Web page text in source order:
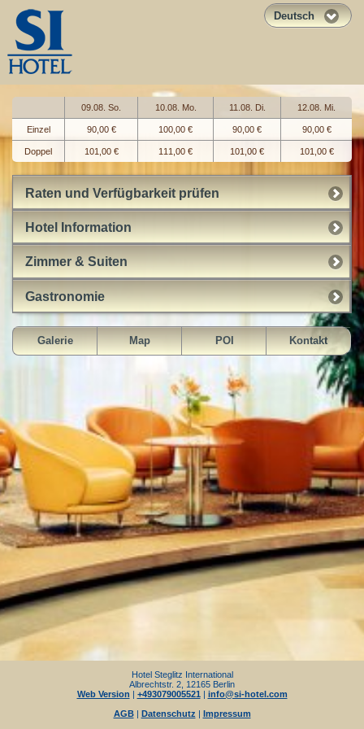
Deutsch
09.08. So. 10.08. Mo. 11.08. Di. 12.08. Mi.
Einzel 90,00 € 100,00 € 90,00 € 90,00 €
Doppel 101,00 € 111,00 € 101,00 € 101,00 €
Raten und Verfügbarkeit prüfen
Hotel Information
Zimmer & Suiten
Gastronomie
Galerie Map POI Kontakt
Hotel Steglitz International
Albrechtstr. 2, 12165 Berlin
Web Version | +493079005521 | info@si-hotel.com
AGB| Datenschutz | Impressum